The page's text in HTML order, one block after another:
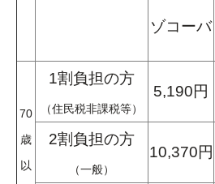
ゾコーバ
70
歳
以
1割負担の方
（住民税非課税等）
5,190円
2割負担の方
（一般）
10,370円